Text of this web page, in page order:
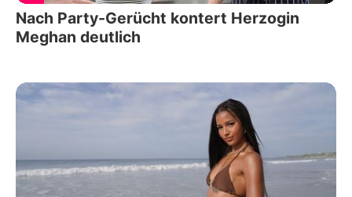
Nach Party-Gerücht kontert Herzogin
Meghan deutlich